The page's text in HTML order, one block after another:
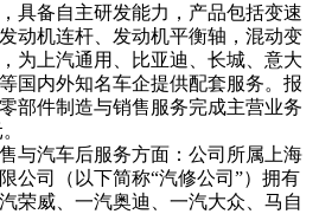
具备自主研发能力，产品包括变速
动机连杆、发动机平衡轴，混动变
为上汽通用、比亚迪、长城、意大
国内外知名车企提供配套服务。报
部件制造与销售服务完成主营业务
汽车后服务方面：公司所属上海
公司（以下简称“汽修公司”）拥有
荣威、一汽奥迪、一汽大众、马自